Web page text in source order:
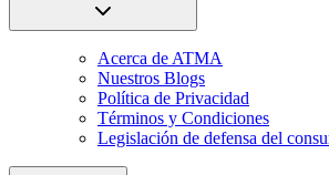
Acerca de ATMA
Nuestros Blogs
Política de Privacidad
Términos y Condiciones
Legislación de defensa del